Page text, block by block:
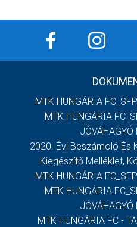
MTK HUNGÁRIA
MTK HUNGÁRIA
JÓVÁHAGYÓ
2020. Évi Beszámoló És
Kiegészítő Melléklet,
MTK HUNGÁRIA
MTK HUNGÁRIA
JÓVÁHAGYÓ
MTK HUNGÁRIA FC -